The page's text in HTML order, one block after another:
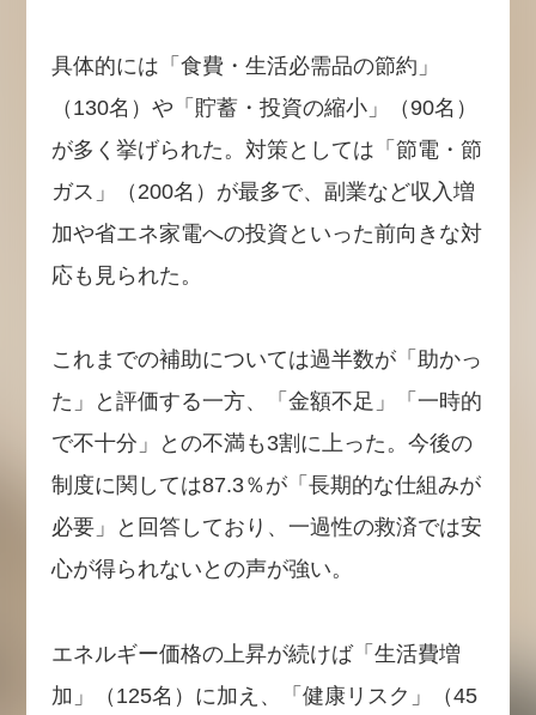
具体的には「食費・生活必需品の節約」
（130名）や「貯蓄・投資の縮小」（90名）
が多く挙げられた。対策としては「節電・節
ガス」（200名）が最多で、副業など収入増
加や省エネ家電への投資といった前向きな対
応も見られた。
これまでの補助については過半数が「助かっ
た」と評価する一方、「金額不足」「一時的
で不十分」との不満も3割に上った。今後の
制度に関しては87.3％が「長期的な仕組みが
必要」と回答しており、一過性の救済では安
心が得られないとの声が強い。
エネルギー価格の上昇が続けば「生活費増
加」（125名）に加え、「健康リスク」（45